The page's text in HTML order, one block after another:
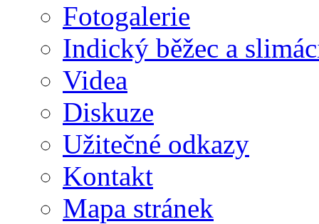
Fotogalerie
Indický běžec a
Videa
Diskuze
Užitečné odkazy
Kontakt
Mapa stránek